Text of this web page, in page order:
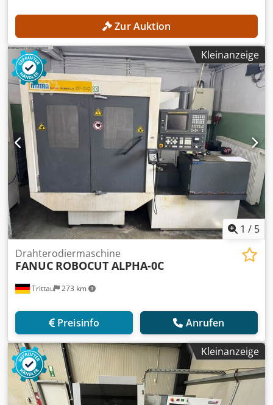
Zur Auktion
Kleinanzeige
1 / 5
Trittau 273 km
Drahterodiermaschine
FANUC ROBOCUT ALPHA-0C
Preisinfo Anrufen
Kleinanzeige